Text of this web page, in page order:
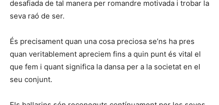
desafiada de tal manera per romandre motivada i trobar la
seva raó de ser.
És precisament quan una cosa preciosa se’ns ha pres
quan veritablement apreciem fins a quin punt és vital el
que fem i quant significa la dansa per a la societat en el
seu conjunt.